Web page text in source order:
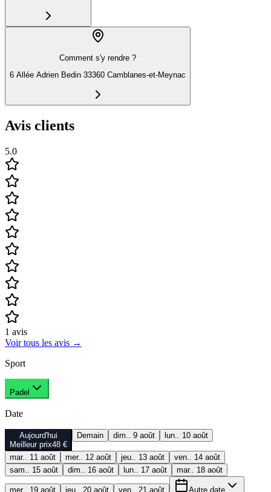
Comment s'y rendre ?
6 Allée Adrien Bedin 33360 Camblanes-et-Meynac
Avis clients
5.0
1 avis
Voir tous les avis →
Sport
Padel
Date
Aujourd'hui
Meilleur prix48 €
Demain dim.. 9 août lun.. 10 août
mar.. 11 août mer.. 12 août jeu.. 13 août
ven.. 14 août
sam.. 15 août
dim.. 16 août lun.. 17 août mar.. 18 août
mer.. 19 août jeu.. 20 août ven.. 21 août Autre date